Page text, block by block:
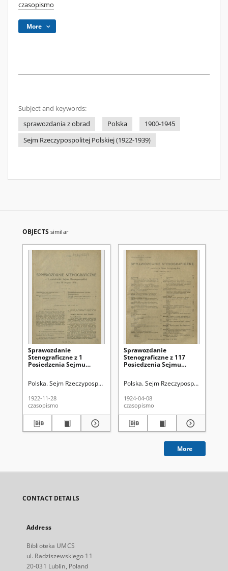
czasopismo
More
Subject and keywords:
sprawozdania z obrad
Polska
1900-1945
Sejm Rzeczypospolitej Polskiej (1922-1939)
OBJECTS similar
Sprawozdanie
Stenograficzne z 1
Posiedzenia Sejmu
Kadencja 1922-1927)
Polska. Sejm Rzeczypospolitej Polskiej (1922-1939)
1922-11-28
czasopismo
Sprawozdanie
Stenograficzne z 117
Posiedzenia Sejmu
Polska. Sejm Rzeczypospolitej
1924-04-08
czasopismo
More
CONTACT DETAILS
Address
Biblioteka UMCS
ul. Radziszewskiego 11
20-031 Lublin, Poland